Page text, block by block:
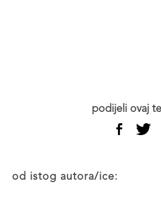
podijeli ovaj
od istog autora/ice: